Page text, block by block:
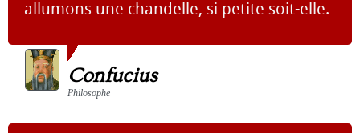
allumons une chandelle, si petite soit-elle.
Confucius
Philosophe